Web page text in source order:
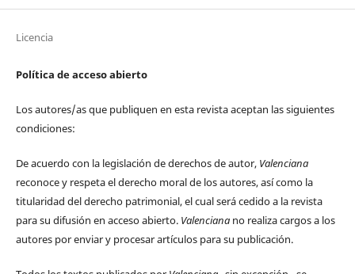
Licencia
Política de acceso abierto
Los autores/as que publiquen en esta revista aceptan las siguientes
condiciones:
De acuerdo con la legislación de derechos de autor, Valenciana
reconoce y respeta el derecho moral de los autores, así como la
titularidad del derecho patrimonial, el cual será cedido a la revista
para su difusión en acceso abierto. Valencianano realiza cargos a los
autores por enviar y procesar artículos para su publicación.